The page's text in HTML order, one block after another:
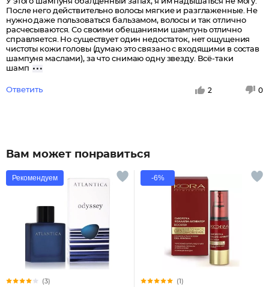
После него действительно волосы мягкие и разглаженные. Не
нужно даже пользоваться бальзамом, волосы и так отлично
расчесываются. Со своими обещаниями шампунь отлично
справляется. Но существует один недостаток, нет ощущения
чистоты кожи головы (думаю это связано с входящими в состав
шампуня маслами), за что снимаю одну звезду. Всё-таки
шамп
Ответить 2 0
Вам может понравиться
Рекомендуем
(3)
-6%
(1)